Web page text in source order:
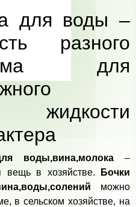
для воды –
разного
для
воды,вина,молока –
вещь в хозяйстве.
Бочки
можно
в сельском хозяйстве, на